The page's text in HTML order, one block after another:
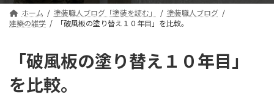
プ
動
ホーム 塗装職人ブログ「塗装を読む」
塗装職人ブログ
建築の雑学
「破風板の塗り替え１０年目」を比較。
「破風板の塗り替え１０年目」
を比較。